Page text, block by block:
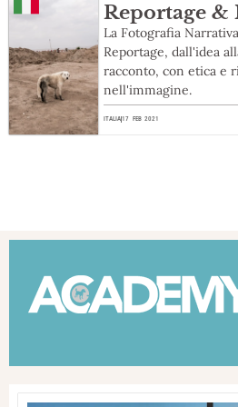
Reportage &
La Fotografia
Reportage, dall'idea
racconto, con etica e
nell'immagine.
ITALIA17 FEB 2021